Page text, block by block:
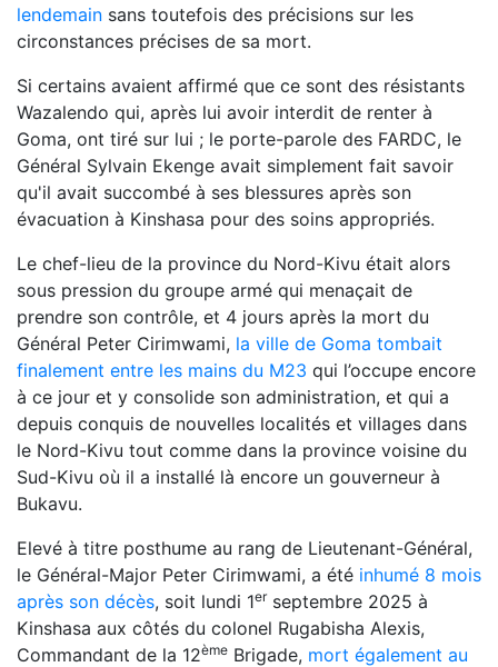
lendemain sans toutefois des précisions sur les
circonstances précises de sa mort.
Si certains avaient affirmé que ce sont des résistants
Wazalendo qui, après lui avoir interdit de renter à
Goma, ont tiré sur lui ; le porte-parole des FARDC, le
Général Sylvain Ekenge avait simplement fait savoir
qu'il avait succombé à ses blessures après son
évacuation à Kinshasa pour des soins appropriés.
Le chef-lieu de la province du Nord-Kivu était alors
sous pression du groupe armé qui menaçait de
prendre son contrôle, et 4 jours après la mort du
Général Peter Cirimwami, la ville de Goma tombait
finalement entre les mains du M23 qui l’occupe encore
à ce jour et y consolide son administration, et qui a
depuis conquis de nouvelles localités et villages dans
le Nord-Kivu tout comme dans la province voisine du
Sud-Kivu où il a installé là encore un gouverneur à
Bukavu.
Elevé à titre posthume au rang de Lieutenant-Général,
le Général-Major Peter Cirimwami, a été inhumé 8 mois
après son décès, soit lundi 1erseptembre 2025 à
Kinshasa aux côtés du colonel Rugabisha Alexis,
Commandant de la 12ème Brigade, mort également au